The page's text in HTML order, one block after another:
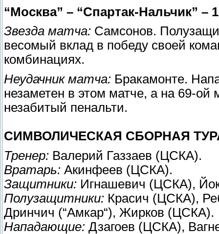
“Москва” – “Спартак-Нальчик” –
Звезда матча: Самсонов.
весомый вклад в победу своей
комбинациях.
Неудачник матча: Бракамонте.
незаметен в этом матче, а на 69-ой
незабитый пенальти.
СИМВОЛИЧЕСКАЯ СБОРНАЯ
Тренер: Валерий Газзаев (ЦСКА).
Вратарь: Акинфеев (ЦСКА).
Защитники: Игнашевич (ЦСКА),
Полузащитники: Красич (ЦСКА),
Дринчич (“Амкар“), Жирков (ЦСКА).
Нападающие: Дзагоев (ЦСКА),